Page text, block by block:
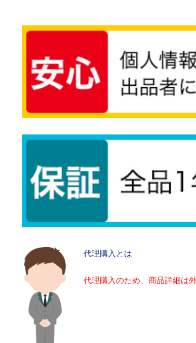
代理購入とは
代理購入のため、商品詳細は